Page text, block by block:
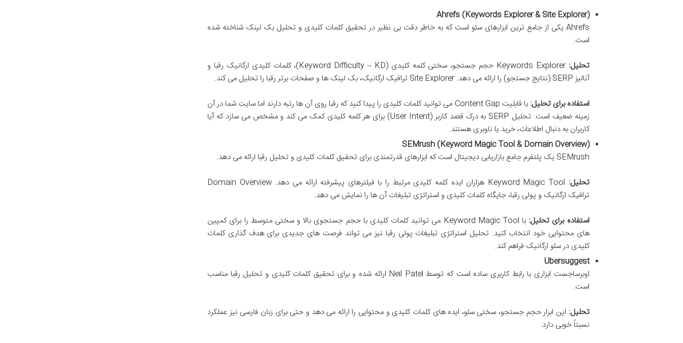
Ahrefs (Keywords Explorer & Site Explorer)
Ahrefs یکی از جامع ترین ابزارهای سئو است که به خاطر دقت بی نظیر در تحقیق کلمات کلیدی و تحلیل بک لینک شناخته شده
است.
تحلیل:
Keywords Explorer حجم جستجو، سختی کلمه کلیدی (Keyword Difficulty – KD)، کلمات کلیدی ارگانیک رقبا و
آنالیز SERP (نتایج جستجو) را ارائه می دهد. Site Explorer ترافیک ارگانیک، بک لینک ها و صفحات برتر رقبا را تحلیل می کند.
استفاده برای تحلیل:
با قابلیت Content Gap می توانید کلمات کلیدی را پیدا کنید که رقبا روی آن ها رتبه دارند اما سایت شما در آن
زمینه ضعيف است. تحلیل SERP به درک قصد کاربر (User Intent) برای هر کلمه کلیدی کمک می کند و مشخص می سازد که آیا
کاربران به دنبال اطلاعات، خرید یا ناوبری هستند.
SEMrush (Keyword Magic Tool & Domain Overview)
SEMrush یک پلتفرم جامع بازاریابی دیجیتال است که ابزارهای قدرتمندی برای تحقیق کلمات کلیدی و تحلیل رقبا ارائه می دهد.
تحلیل:
Keyword Magic Tool هزاران ایده کلمه کلیدی مرتبط را با فیلترهای پیشرفته ارائه می دهد. Domain Overview
ترافیک ارگانیک و پولی رقبا، جایگاه کلمات کلیدی و استراتژی تبلیغات آن ها را نمایش می دهد.
استفاده برای تحلیل:
با Keyword Magic Tool می توانید کلمات کلیدی با حجم جستجوی بالا و سختی متوسط را برای کمپین
های محتوایی خود انتخاب کنید. تحلیل استراتژی تبلیغات پولی رقبا نیز می تواند فرصت های جدیدی برای هدف گذاری کلمات
کلیدی در سئو ارگانیک فراهم کند.
Ubersuggest
اوبرساجست ابزاری با رابط کاربری ساده است که توسط Neil Patel ارائه شده و برای تحقیق کلمات کلیدی و تحلیل رقبا مناسب
است.
تحلیل: این ابزار حجم جستجو، سختی سئو، ایده های کلمات کلیدی و محتوایی را ارائه می دهد و حتی برای زبان فارسی نیز عملکرد
نسبتاً خوبی دارد.